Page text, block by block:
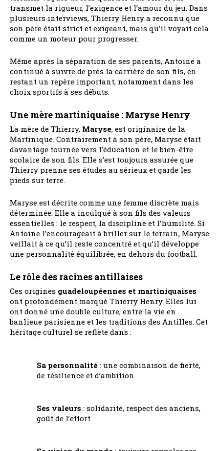
transmet la rigueur, l’exigence et l’amour du jeu. Dans
plusieurs interviews, Thierry Henry a reconnu que
son père était strict et exigeant, mais qu’il voyait cela
comme un moteur pour progresser.
Même après la séparation de ses parents, Antoine a
continué à suivre de près la carrière de son fils, en
restant un repère important, notamment dans les
choix sportifs à ses débuts.
Une mère martiniquaise : Maryse Henry
La mère de Thierry, Maryse, est originaire de la
Martinique. Contrairement à son père, Maryse était
davantage tournée vers l’éducation et le bien-être
scolaire de son fils. Elle s’est toujours assurée que
Thierry prenne ses études au sérieux et garde les
pieds sur terre.
Maryse est décrite comme une femme discrète mais
déterminée. Elle a inculqué à son fils des valeurs
essentielles : le respect, la discipline et l’humilité. Si
Antoine l’encourageait à briller sur le terrain, Maryse
veillait à ce qu’il reste concentré et qu’il développe
une personnalité équilibrée, en dehors du football.
Le rôle des racines antillaises
Ces origines guadeloupéennes et martiniquaises
ont profondément marqué Thierry Henry. Elles lui
ont donné une double culture, entre la vie en
banlieue parisienne et les traditions des Antilles. Cet
héritage culturel se reflète dans :
Sa personnalité : une combinaison de fierté,
de résilience et d’ambition.
Ses valeurs : solidarité, respect des anciens,
goût de l’effort.